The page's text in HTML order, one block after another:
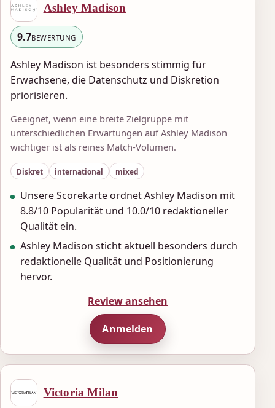
Ashley Madison
9.7BEWERTUNG
Ashley Madison ist besonders stimmig für
Erwachsene, die Datenschutz und Diskretion
priorisieren.
Geeignet, wenn eine breite Zielgruppe mit
unterschiedlichen Erwartungen auf Ashley Madison
wichtiger ist als reines Match-Volumen.
Diskret international mixed
Unsere Scorekarte ordnet Ashley Madison mit
8.8/10 Popularität und 10.0/10 redaktioneller
Qualität ein.
Ashley Madison sticht aktuell besonders durch
redaktionelle Qualität und Positionierung
hervor.
Review ansehen
Anmelden
Victoria Milan